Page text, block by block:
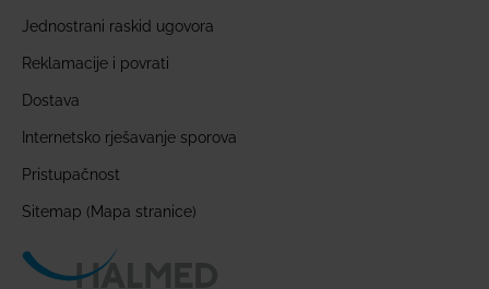
Jednostrani raskid ugovora
Reklamacije i povrati
Dostava
Internetsko rješavanje sporova
Pristupačnost
Sitemap (Mapa stranice)